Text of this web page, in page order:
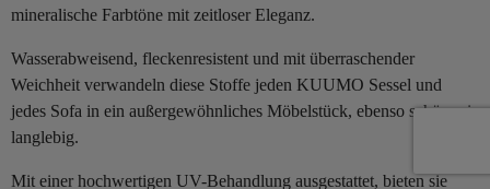
mineralische Farbtöne mit zeitloser Eleganz.
Wasserabweisend, fleckenresistent und mit überraschender
Weichheit verwandeln diese Stoffe jeden KUUMO Sessel und
jedes Sofa in ein außergewöhnliches Möbelstück, ebenso schön wie
langlebig.
Mit einer hochwertigen UV-Behandlung ausgestattet, bieten sie